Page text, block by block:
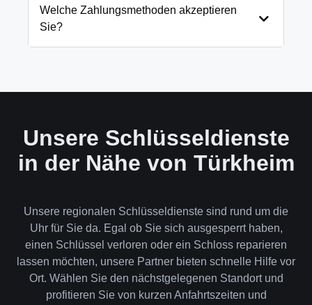
und öffnen Ihre Tür in 99% der Fälle
zerstörungsfrei. Nur in absoluten Ausnahmefällen,
Welche Zahlungsmethoden akzeptieren
Sie?
Unsere Schlüsseldienste
in der Nähe von Türkheim
Unsere regionalen Schlüsseldienste sind rund um die
Uhr für Sie da. Egal ob Sie sich ausgesperrt haben,
einen Schlüssel verloren oder ein Schloss reparieren
lassen möchten, unsere Partner bieten schnelle Hilfe vor
Ort. Wählen Sie den nächstgelegenen Standort und
profitieren Sie von kurzen Anfahrtszeiten und